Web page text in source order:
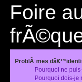
Foire
ProblÃ¨mes
Pourquoi ne
Pourquoi dois-je